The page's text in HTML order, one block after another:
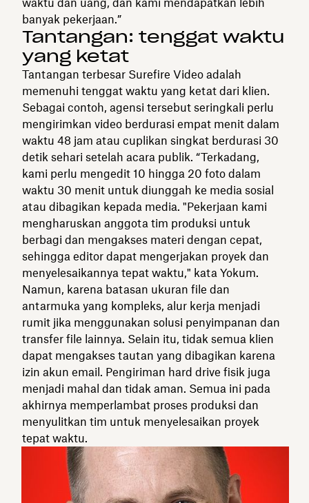
waktu dan uang, dan kami mendapatkan lebih
banyak pekerjaan.”
Tantangan: tenggat waktu
yang ketat
Tantangan terbesar Surefire Video adalah
memenuhi tenggat waktu yang ketat dari klien.
Sebagai contoh, agensi tersebut seringkali perlu
mengirimkan video berdurasi empat menit dalam
waktu 48 jam atau cuplikan singkat berdurasi 30
detik sehari setelah acara publik. “Terkadang,
kami perlu mengedit 10 hingga 20 foto dalam
waktu 30 menit untuk diunggah ke media sosial
atau dibagikan kepada media. "Pekerjaan kami
mengharuskan anggota tim produksi untuk
berbagi dan mengakses materi dengan cepat,
sehingga editor dapat mengerjakan proyek dan
menyelesaikannya tepat waktu," kata Yokum.
Namun, karena batasan ukuran file dan
antarmuka yang kompleks, alur kerja menjadi
rumit jika menggunakan solusi penyimpanan dan
transfer file lainnya. Selain itu, tidak semua klien
dapat mengakses tautan yang dibagikan karena
izin akun email. Pengiriman hard drive fisik juga
menjadi mahal dan tidak aman. Semua ini pada
akhirnya memperlambat proses produksi dan
menyulitkan tim untuk menyelesaikan proyek
tepat waktu.